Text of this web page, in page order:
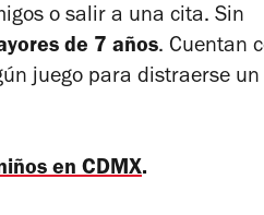
o salir a una cita. Sin
de 7 años. Cuentan
juego para distraerse un
en CDMX.